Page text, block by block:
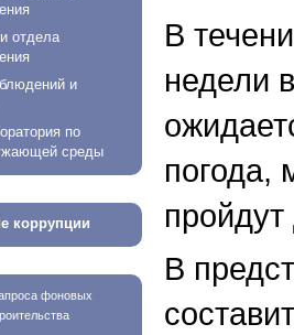
отдела
и
по
среды
коррупции
фоновых
В
недели
погода,
В